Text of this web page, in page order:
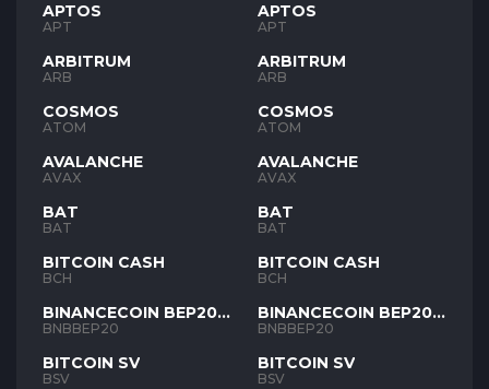
APTOS
APT
ARBITRUM
ARB
COSMOS
ATOM
AVALANCHE
AVAX
BAT
BAT
BITCOIN CASH
BCH
BINANCECOIN BEP20
BNB
BNBBEP20
BITCOIN SV
BSV
APTOS
APT
ARBITRUM
ARB
COSMOS
ATOM
AVALANCHE
AVAX
BAT
BAT
BITCOIN CASH
BCH
BINANCECOIN BEP20
BNB
BNBBEP20
BITCOIN SV
BSV